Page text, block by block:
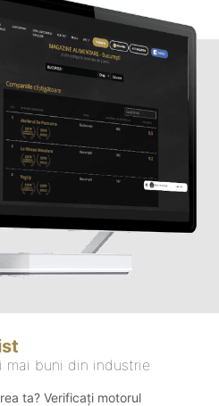
mai buni din industrie
ta? Verificați motorul